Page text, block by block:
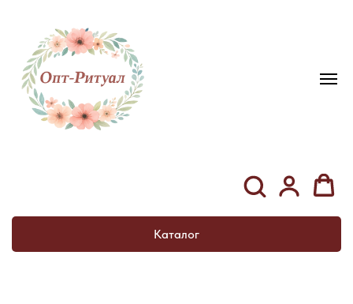
Каталог